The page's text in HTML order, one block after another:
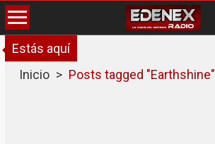
Skip
to
content
Estás aquí
Inicio > Posts tagged "Earthshine"